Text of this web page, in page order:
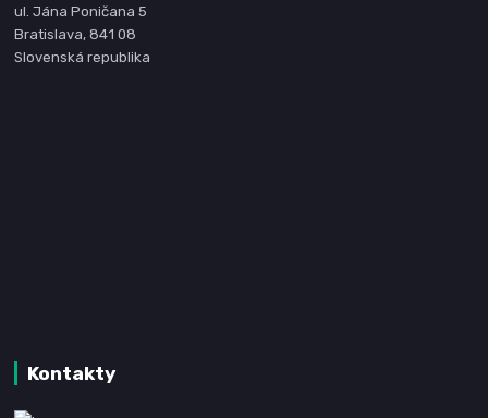
ul. Jána Poničana 5
Bratislava, 841 08
Slovenská republika
Kontakty